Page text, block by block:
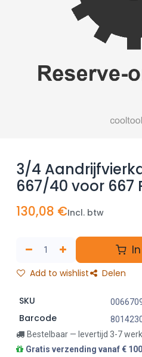
3/4
667/40 voor 667
130,08 €Incl. btw
Add to wishlist Delen
SKU
Barcode
Bestelbaar — levertijd 3-7
Gratis verzending vanaf € 100